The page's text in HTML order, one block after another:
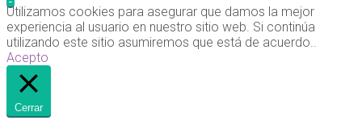
Utilizamos cookies para asegurar que damos la mejor
experiencia al usuario en nuestro sitio web. Si continúa
utilizando este sitio asumiremos que está de acuerdo..
Acepto
Cerrar